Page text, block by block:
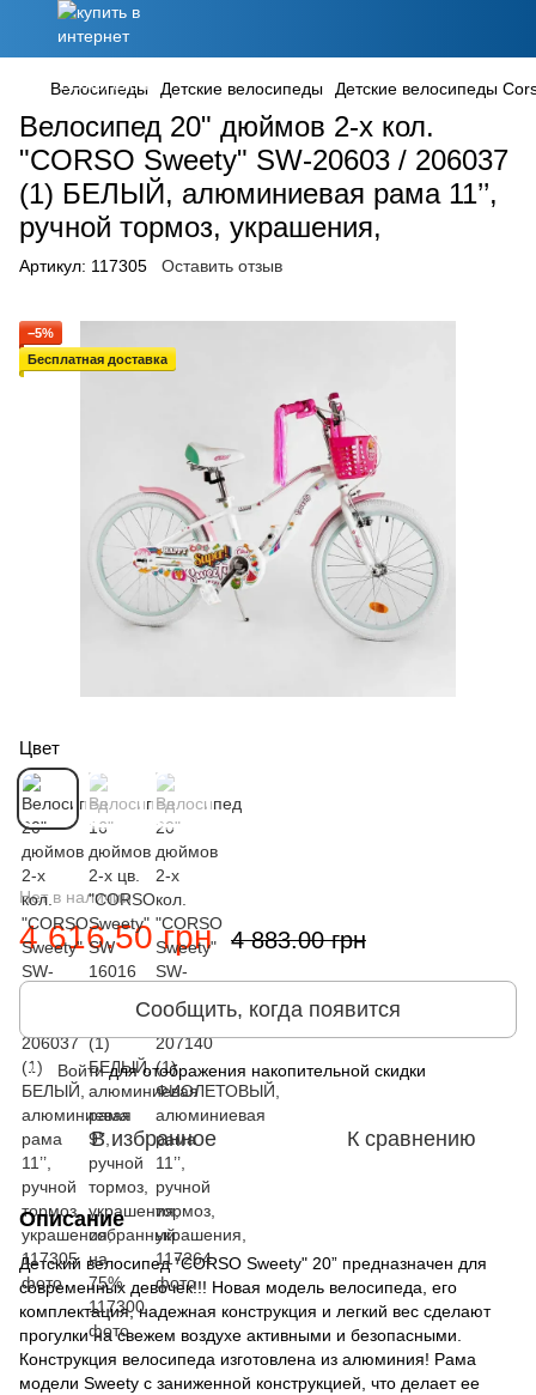
Велосипеды Детские велосипеды Детские велосипеды
Велосипед 20" дюймов 2-х кол.
"CORSO Sweety" SW-20603 / 206037
(1) БЕЛЫЙ, алюминиевая рама 11’’,
ручной тормоз, украшения,
Артикул: 117305 Оставить отзыв
−5%
Бесплатная доставка
Цвет
Нет в наличии
4 616.50 грн 4 883.00 грн
Сообщить, когда появится
% Войтидля отображения накопительной скидки
В избранное К сравнению
Описание
Детский велосипед "CORSO Sweety" 20” предназначен для
современных девочек!!! Новая модель велосипеда, его
комплектация, надежная конструкция и легкий вес сделают
прогулки на свежем воздухе активными и безопасными.
Конструкция велосипеда изготовлена из алюминия! Рама
модели Sweety с заниженной конструкцией, что делает ее